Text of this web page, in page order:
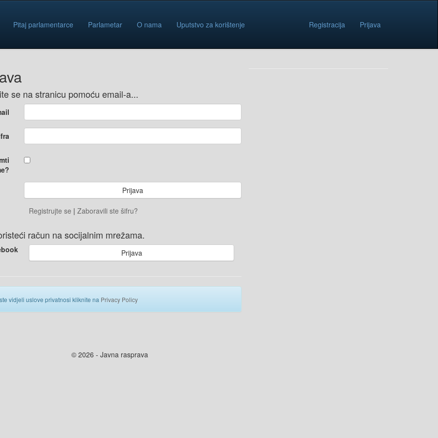
Pitaj parlamentarce Parlametar O nama Uputstvo za korištenje Registracija Prijava
se na stranicu pomoću email-a...
Registrujte se | Zaboravili ste šifru?
račun na socijalnim mrežama.
Prijava
vidjeli uslove privatnosi kliknite na Privacy Policy
© 2026 - Javna rasprava